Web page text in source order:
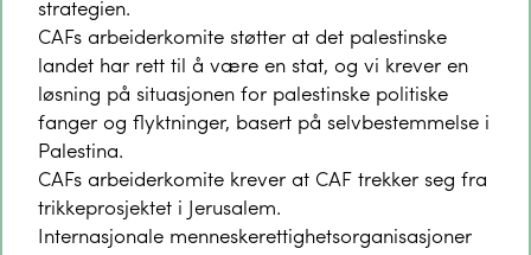
strategien.
CAFs arbeiderkomite støtter at det palestinske
landet har rett til å være en stat, og vi krever en
løsning på situasjonen for palestinske politiske
fanger og flyktninger, basert på selvbestemmelse i
Palestina.
CAFs arbeiderkomite krever at CAF trekker seg fra
trikkeprosjektet i Jerusalem.
Internasjonale menneskerettighetsorganisasjoner